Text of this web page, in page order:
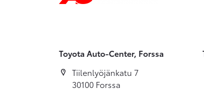
Toyota Auto-Center, Forssa
Tiilenlyöjänkatu 7
30100 Forssa